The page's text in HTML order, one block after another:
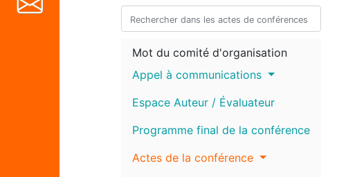
Mot du comité d'organisation
Appel à communications
Espace Auteur / Évaluateur
Programme final de la conférence
Actes de la conférence